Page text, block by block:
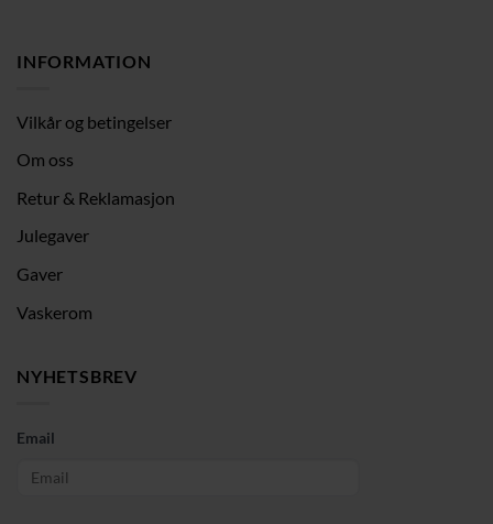
INFORMATION
Vilkår og betingelser
Om oss
Retur & Reklamasjon
Julegaver
Gaver
Vaskerom
NYHETSBREV
Email